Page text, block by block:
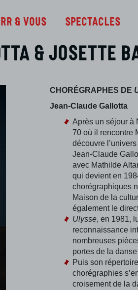
& Vous Spectacles
& Josette
CHOR ÉGRAPHES DE
Jean-Claude Gallotta
Après un séjour à
70 où il rencontre
découvre
Jean-Claude
avec Mathilde
qui devient en
chorégraphiques
Maison de la
également le
Ulysse, en 1981,
reconnaissance
nombreuses
portes de la danse
Puis son
chorégraphies
croisement de la